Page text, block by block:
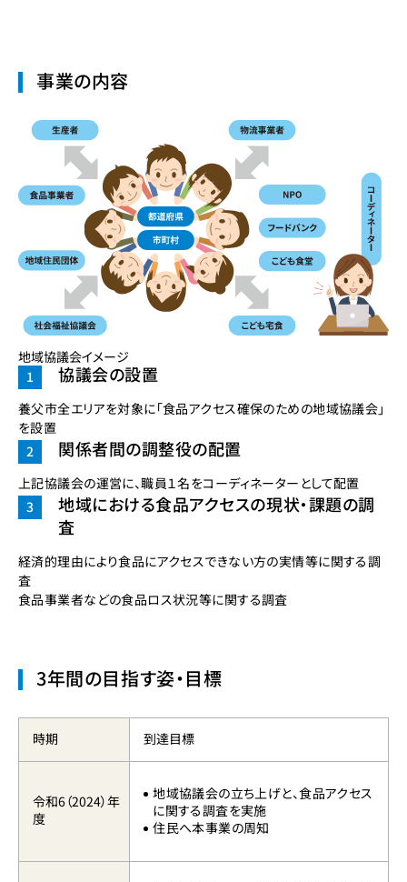
事業の内容
協議会の設置
養父市全エリアを対象に「食品アクセス確保のための地域協議会」
を設置
関係者間の調整役の配置
上記協議会の運営に、職員１名をコーディネーターとして配置
地域における食品アクセスの現状・課題の調
査
経済的理由により食品にアクセスできない方の実情等に関する調
査
食品事業者などの食品ロス状況等に関する調査
地域協議会イメージ
3年間の目指す姿・目標
時期
令和6（2024）年
度
到達目標
地域協議会の立ち上げと、食品アクセス
に関する調査を実施
住民へ本事業の周知